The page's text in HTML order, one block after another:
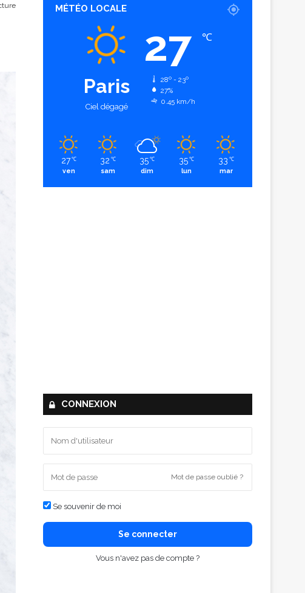
MÉTÉO LOCALE
Paris
Ciel dégagé
27 ℃
28º - 23º
27%
0.45 km/h
27 ℃
ven
32 ℃
sam
35 ℃
dim
35 ℃
lun
33 ℃
mar
CONNEXION
Mot de passe oublié ?
Se souvenir de moi
Se connecter
Vous n'avez pas de compte ?